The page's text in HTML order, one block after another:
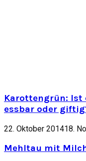
Karottengrün: Ist
essbar oder
22. Oktober 201418.
Mehltau mit